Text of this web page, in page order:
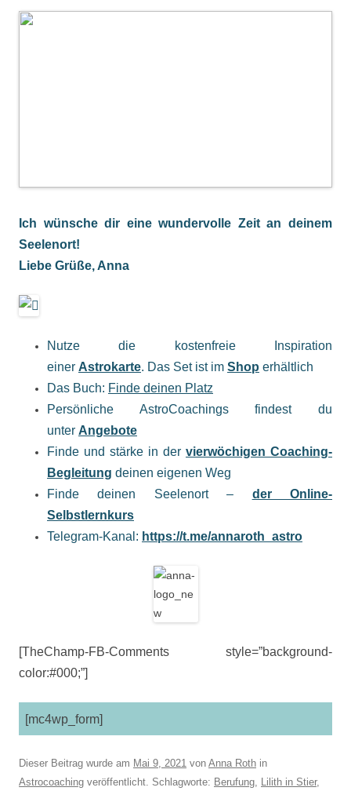
Ich wünsche dir eine wundervolle Zeit an deinem
Seelenort!
Liebe Grüße, Anna
Nutze die kostenfreie Inspiration
einer Astrokarte. Das Set ist im Shop erhältlich
Das Buch: Finde deinen Platz
Persönliche AstroCoachings findest du
unter Angebote
Finde und stärke in der vierwöchigen Coaching-
Begleitung deinen eigenen Weg
Finde deinen Seelenort – der Online-
Selbstlernkurs
Telegram-Kanal: https://t.me/annaroth_astro
[TheChamp-FB-Comments style=”background-
color:#000;”]
[mc4wp_form]
Dieser Beitrag wurde am Mai 9, 2021 von Anna Roth in
Astrocoaching veröffentlicht. Schlagworte: Berufung, Lilith in Stier,